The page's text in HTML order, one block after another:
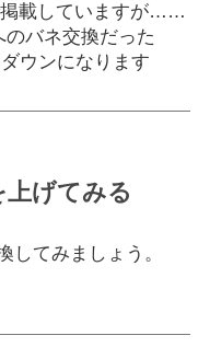
載していますが……
バネ交換だった
ウンになります
げてみる
してみましょう。